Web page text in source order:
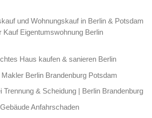
und Wohnungskauf in Berlin & Potsdam
Kauf Eigentumswohnung Berlin
Haus kaufen & sanieren Berlin
Berlin Brandenburg Potsdam
Trennung & Scheidung | Berlin Brandenburg
Anfahrschaden